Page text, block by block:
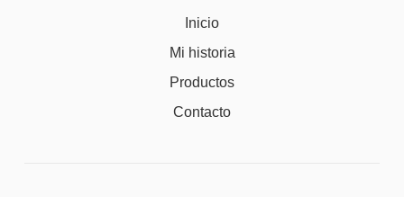
Inicio
Mi historia
Productos
Contacto